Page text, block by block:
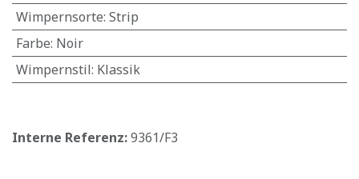
Wimpernsorte: Strip
Farbe: Noir
Wimpernstil: Klassik
Interne Referenz:9361/F3